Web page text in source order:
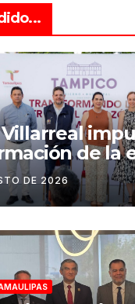
de la
Histórico de
DE 2026